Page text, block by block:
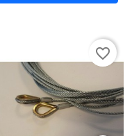
favorite_border